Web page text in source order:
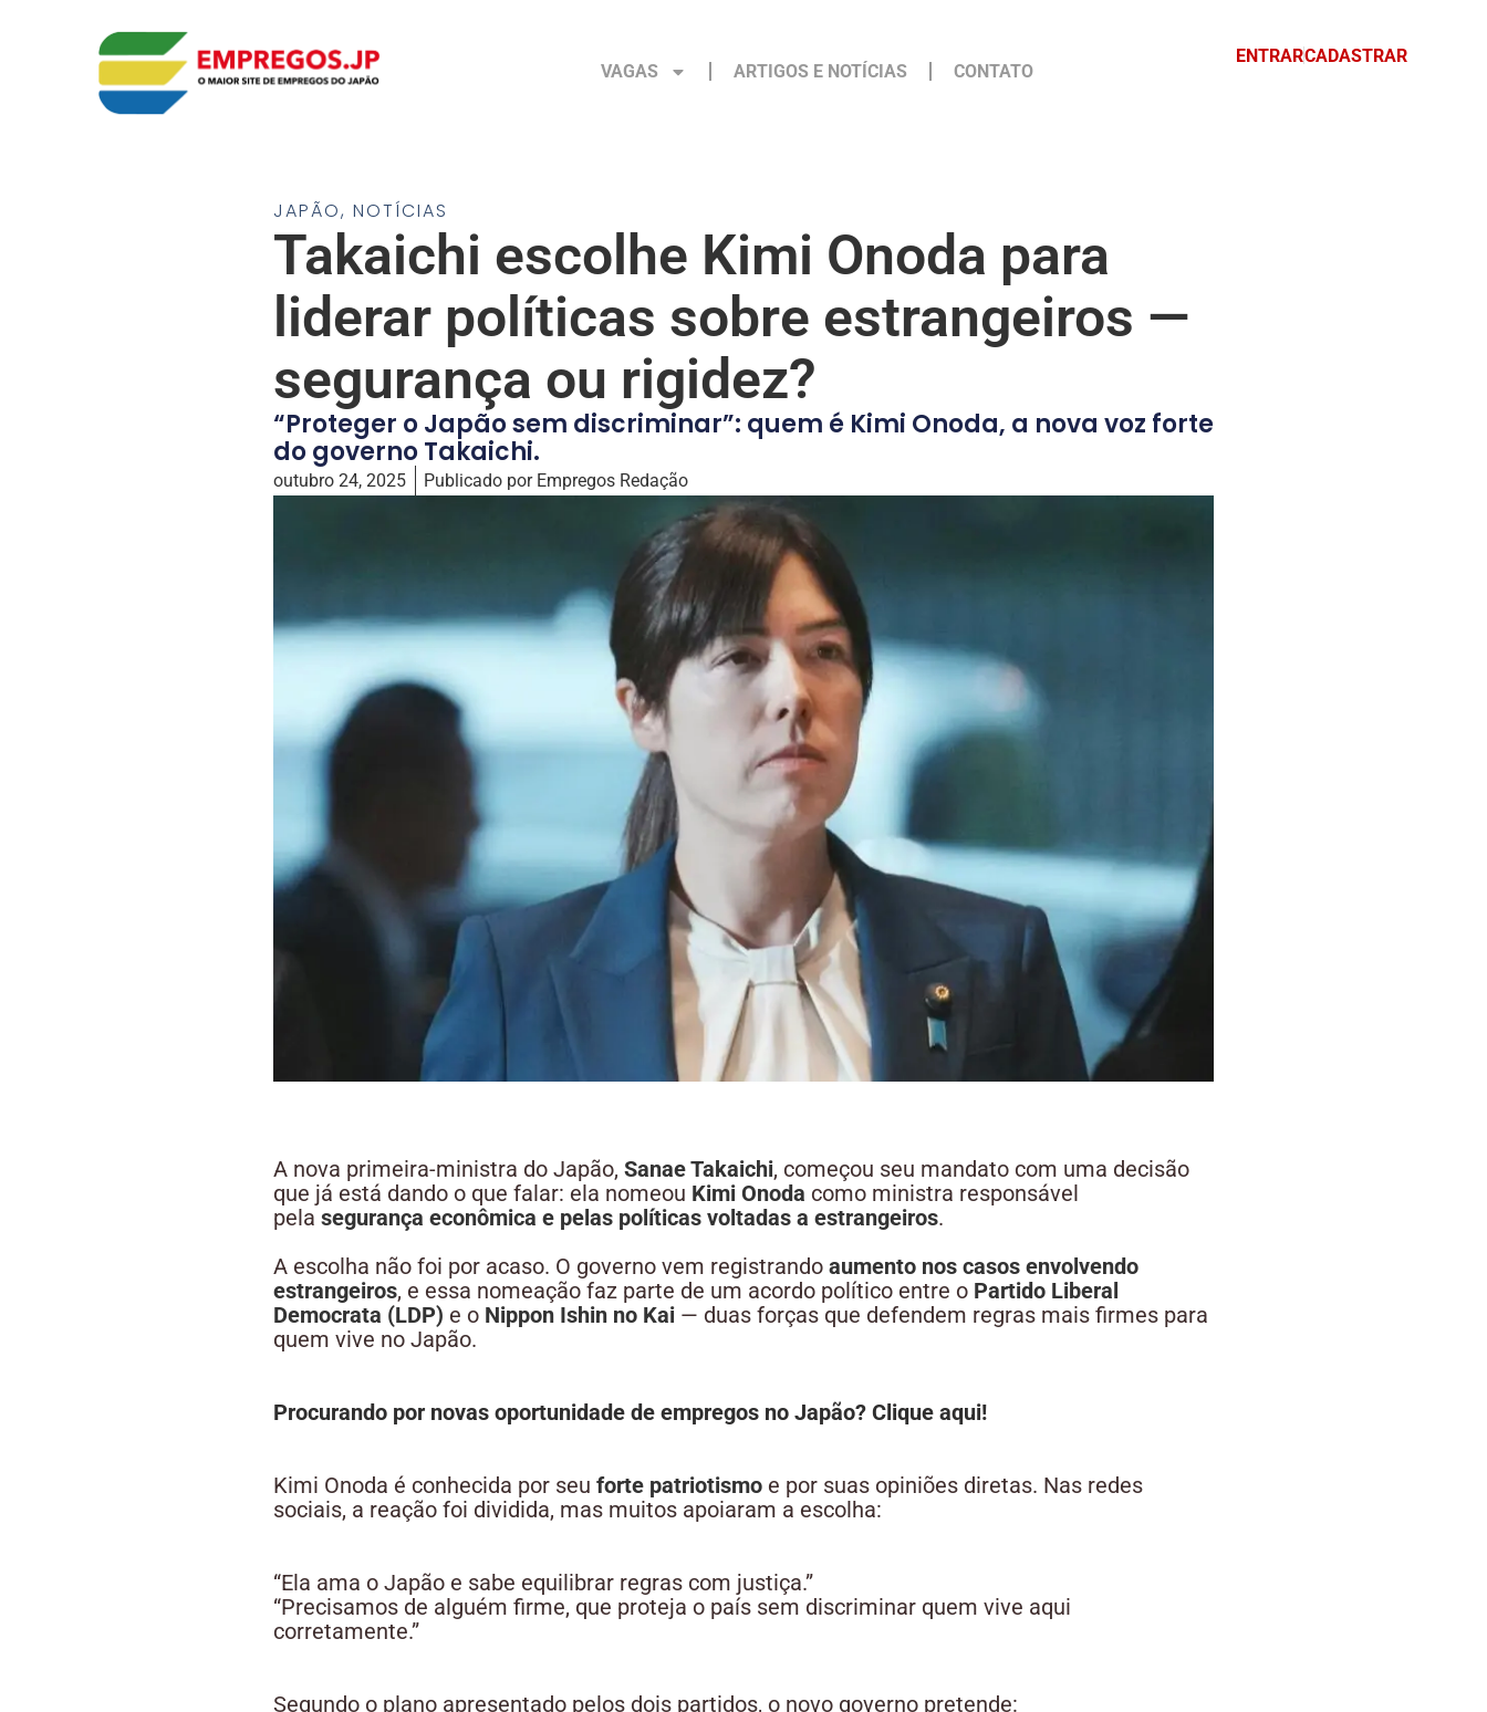
ENTRARCADASTRAR
VAGAS ARTIGOS E NOTÍCIAS CONTATO
JAPÃO, NOTÍCIAS
Takaichi escolhe Kimi Onoda para
liderar políticas sobre estrangeiros —
segurança ou rigidez?
“Proteger o Japão sem discriminar”: quem é Kimi Onoda, a nova voz forte
do governo Takaichi.
outubro 24, 2025 Publicado porEmpregos Redação
A nova primeira-ministra do Japão, Sanae Takaichi, começou seu mandato com uma decisão
que já está dando o que falar: ela nomeou Kimi Onoda como ministra responsável
pela segurança econômica e pelas políticas voltadas a estrangeiros.
A escolha não foi por acaso. O governo vem registrando aumento nos casos envolvendo
estrangeiros, e essa nomeação faz parte de um acordo político entre o Partido Liberal
Democrata (LDP) e o Nippon Ishin no Kai — duas forças que defendem regras mais firmes para
quem vive no Japão.
Procurando por novas oportunidade de empregos no Japão? Clique aqui!
Kimi Onoda é conhecida por seu forte patriotismo e por suas opiniões diretas. Nas redes
sociais, a reação foi dividida, mas muitos apoiaram a escolha:
“Ela ama o Japão e sabe equilibrar regras com justiça.”
“Precisamos de alguém firme, que proteja o país sem discriminar quem vive aqui
corretamente.”
Segundo o plano apresentado pelos dois partidos, o novo governo pretende: